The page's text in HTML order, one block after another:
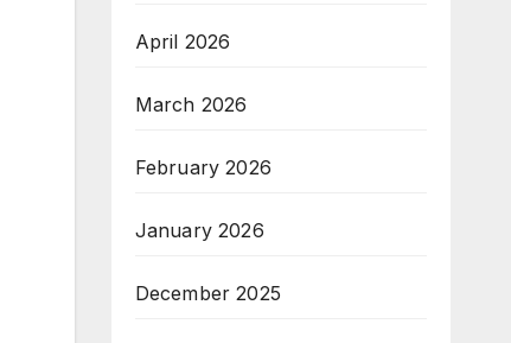
April 2026
March 2026
February 2026
January 2026
December 2025